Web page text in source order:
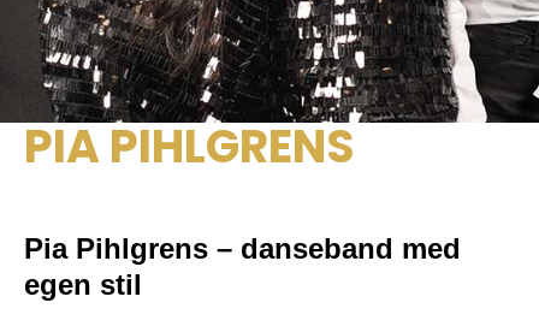
PIA PIHLGRENS
Pia Pihlgrens – danseband med
egen stil